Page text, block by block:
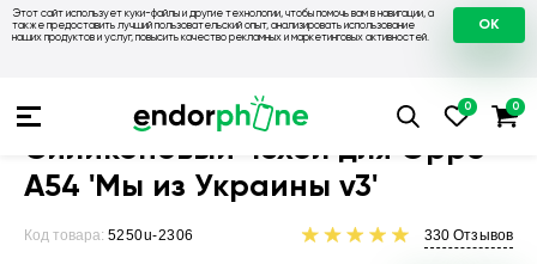
Этот сайт использует куки-файлы и другие технологии, чтобы помочь вам в навигации, а
также предоставить лучший пользовательский опыт, анализировать использование
наших продуктов и услуг, повысить качество рекламных и маркетинговых активностей.
OK
Чехлы на Oppo Чехол для Oppo A54
Силиконовый чехол для Oppo
A54 'Мы из Украины v3'
Код товара: 5250u-2306 330 Отзывов